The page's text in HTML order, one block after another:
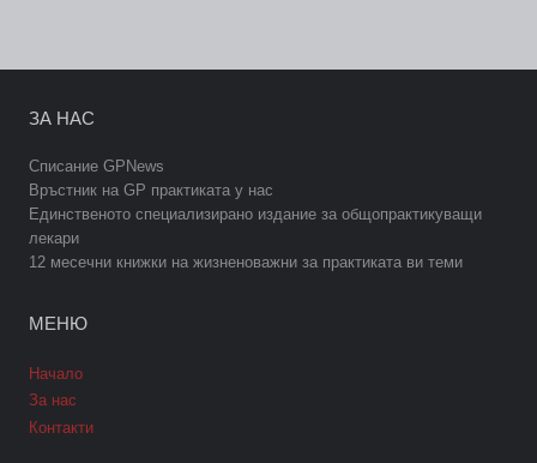
ЗА НАС
Списание GPNews
Връстник на GP практиката у нас
Единственото специализирано издание за общопрактикуващи
лекари
12 месечни книжки на жизненоважни за практиката ви теми
МЕНЮ
Начало
За нас
Контакти